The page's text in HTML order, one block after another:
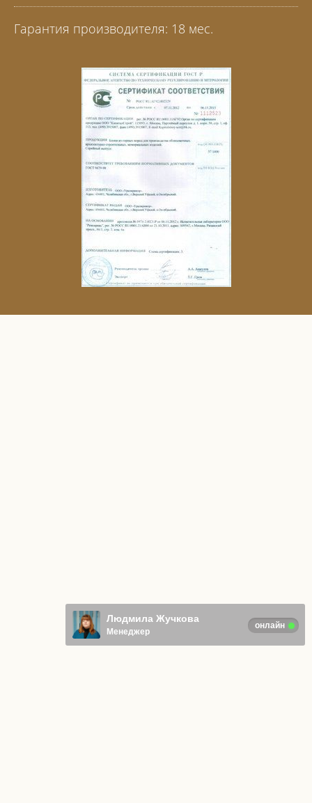
Гарантия производителя: 18 мес.
Людмила Жучкова
онлайн
Менеджер